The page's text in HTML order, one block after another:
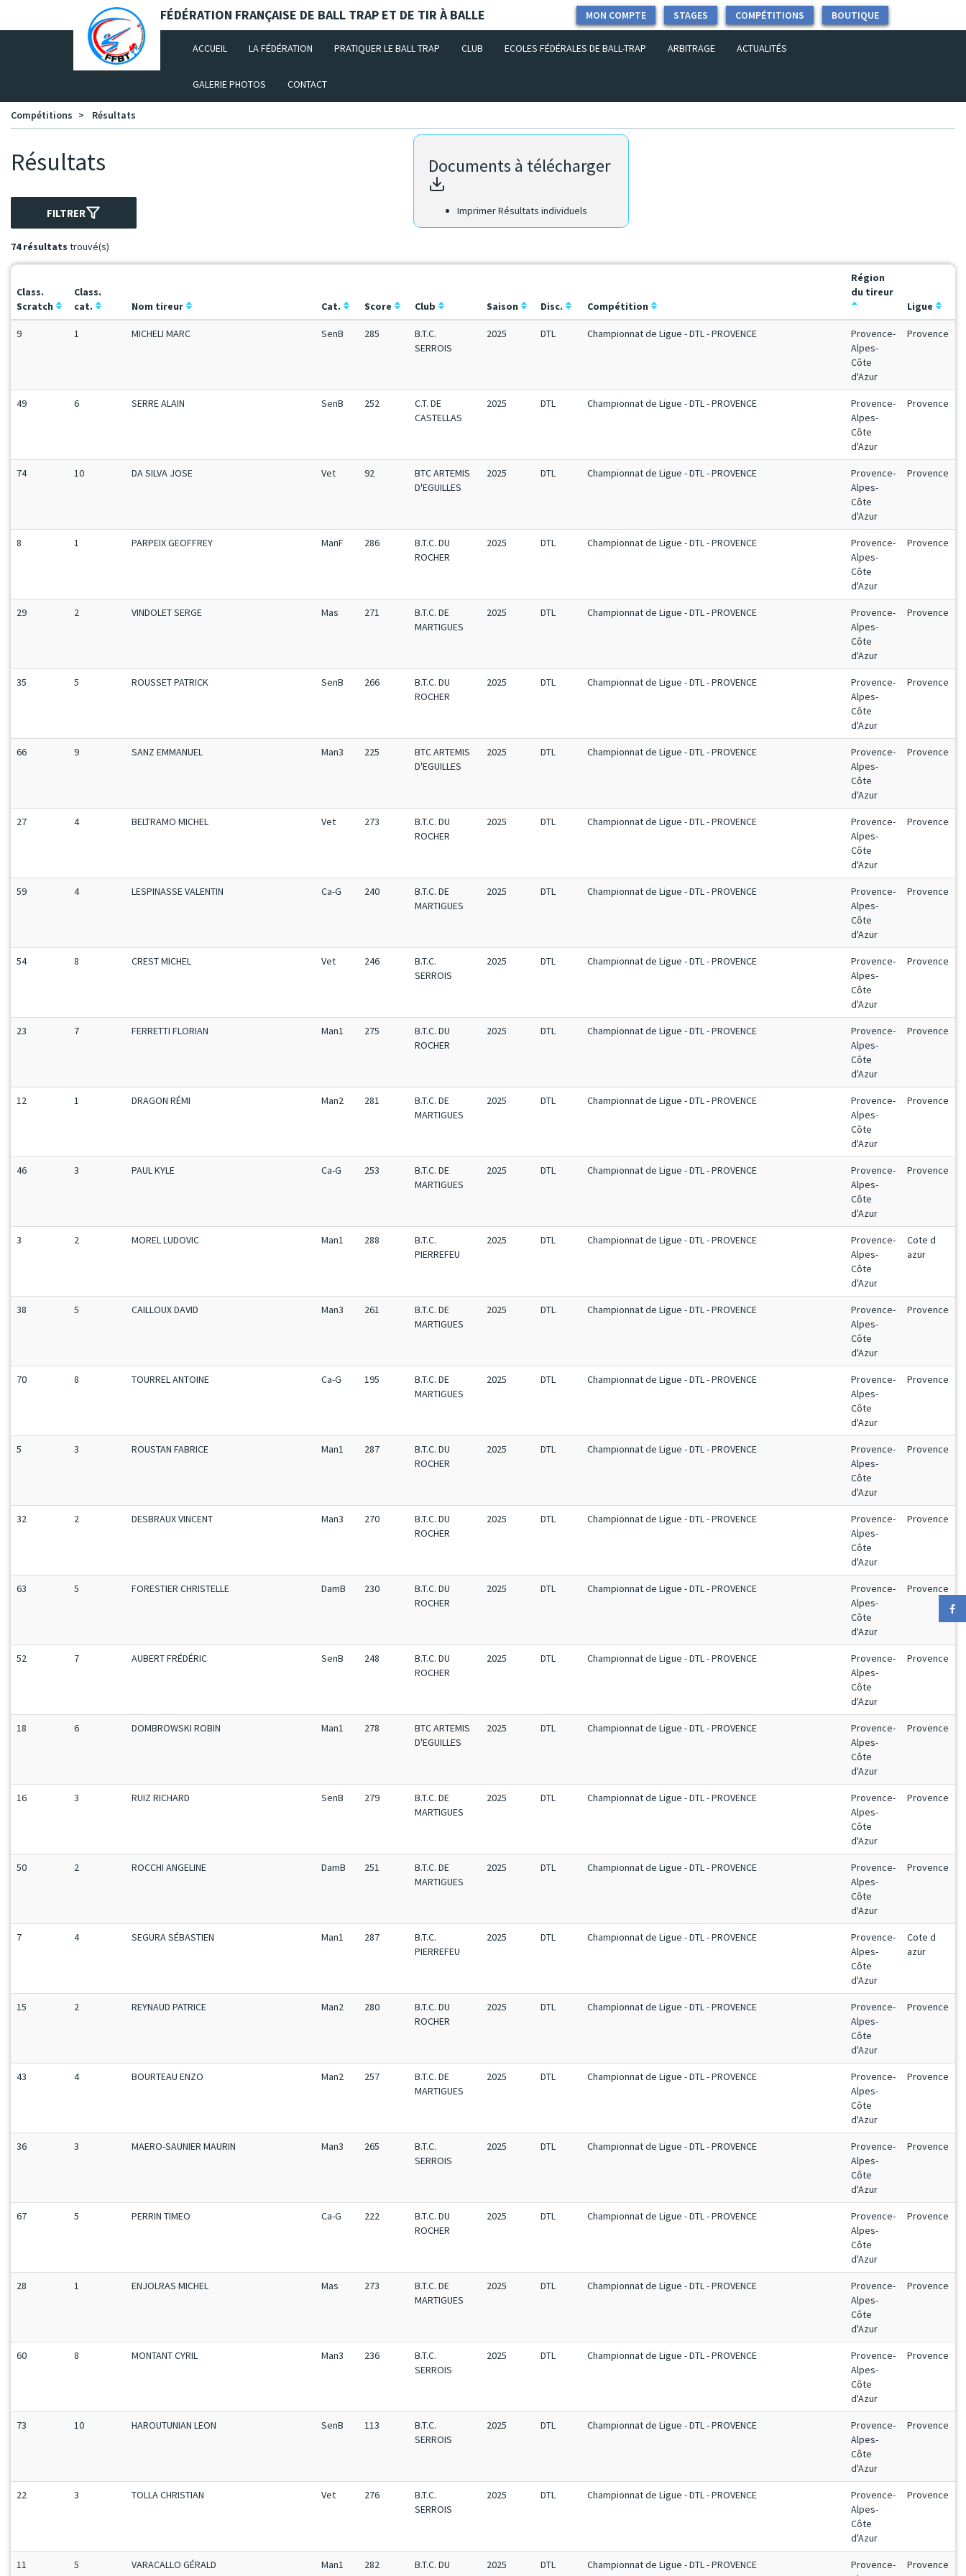
Panneau de gestion des cookies FÉDÉRATION FRANÇAISE DE BALL TRAP ET DE TIR À BALLE BOUTIQUE
COMPÉTITIONS
STAGES
MON COMPTE
ACCUEIL (CURRENT)
LA FÉDÉRATION PRATIQUER LE BALL TRAP CLUB ECOLES FÉDÉRALES DE BALL-TRAP ARBITRAGE ACTUALITÉS
GALERIE PHOTOS CONTACT
Compétitions Résultats
Résultats
FILTRER
74 résultats trouvé(s)
Documents à télécharger
Imprimer Résultats individuels
Class.
Scratch
Class.
cat.
Nom tireur Cat. Score Club Saison Disc. Compétition
Région
du tireur
Ligue
9 1 MICHELI MARC SenB 285
B.T.C.
SERROIS
2025 DTL Championnat de Ligue - DTL - PROVENCE
Provence-
Alpes-
Côte
d'Azur
Provence
49 6 SERRE ALAIN SenB 252
C.T. DE
CASTELLAS
2025 DTL Championnat de Ligue - DTL - PROVENCE
Provence-
Alpes-
Côte
d'Azur
Provence
74 10 DA SILVA JOSE Vet 92
BTC ARTEMIS
D'EGUILLES
2025 DTL Championnat de Ligue - DTL - PROVENCE
Provence-
Alpes-
Côte
d'Azur
Provence
8 1 PARPEIX GEOFFREY ManF 286
B.T.C. DU
ROCHER
2025 DTL Championnat de Ligue - DTL - PROVENCE
Provence-
Alpes-
Côte
d'Azur
Provence
29 2 VINDOLET SERGE Mas 271
B.T.C. DE
MARTIGUES
2025 DTL Championnat de Ligue - DTL - PROVENCE
Provence-
Alpes-
Côte
d'Azur
Provence
35 5 ROUSSET PATRICK SenB 266
B.T.C. DU
ROCHER
2025 DTL Championnat de Ligue - DTL - PROVENCE
Provence-
Alpes-
Côte
d'Azur
Provence
66 9 SANZ EMMANUEL Man3 225
BTC ARTEMIS
D'EGUILLES
2025 DTL Championnat de Ligue - DTL - PROVENCE
Provence-
Alpes-
Côte
d'Azur
Provence
27 4 BELTRAMO MICHEL Vet 273
B.T.C. DU
ROCHER
2025 DTL Championnat de Ligue - DTL - PROVENCE
Provence-
Alpes-
Côte
d'Azur
Provence
59 4 LESPINASSE VALENTIN Ca-G 240
B.T.C. DE
MARTIGUES
2025 DTL Championnat de Ligue - DTL - PROVENCE
Provence-
Alpes-
Côte
d'Azur
Provence
54 8 CREST MICHEL Vet 246
B.T.C.
SERROIS
2025 DTL Championnat de Ligue - DTL - PROVENCE
Provence-
Alpes-
Côte
d'Azur
Provence
23 7 FERRETTI FLORIAN Man1 275
B.T.C. DU
ROCHER
2025 DTL Championnat de Ligue - DTL - PROVENCE
Provence-
Alpes-
Côte
d'Azur
Provence
12 1 DRAGON RÉMI Man2 281
B.T.C. DE
MARTIGUES
2025 DTL Championnat de Ligue - DTL - PROVENCE
Provence-
Alpes-
Côte
d'Azur
Provence
46 3 PAUL KYLE Ca-G 253
B.T.C. DE
MARTIGUES
2025 DTL Championnat de Ligue - DTL - PROVENCE
Provence-
Alpes-
Côte
d'Azur
Provence
3 2 MOREL LUDOVIC Man1 288
B.T.C.
PIERREFEU
2025 DTL Championnat de Ligue - DTL - PROVENCE
Provence-
Alpes-
Côte
d'Azur
Cote d
azur
38 5 CAILLOUX DAVID Man3 261
B.T.C. DE
MARTIGUES
2025 DTL Championnat de Ligue - DTL - PROVENCE
Provence-
Alpes-
Côte
d'Azur
Provence
70 8 TOURREL ANTOINE Ca-G 195
B.T.C. DE
MARTIGUES
2025 DTL Championnat de Ligue - DTL - PROVENCE
Provence-
Alpes-
Côte
d'Azur
Provence
5 3 ROUSTAN FABRICE Man1 287
B.T.C. DU
ROCHER
2025 DTL Championnat de Ligue - DTL - PROVENCE
Provence-
Alpes-
Côte
d'Azur
Provence
32 2 DESBRAUX VINCENT Man3 270
B.T.C. DU
ROCHER
2025 DTL Championnat de Ligue - DTL - PROVENCE
Provence-
Alpes-
Côte
d'Azur
Provence
63 5 FORESTIER CHRISTELLE DamB 230
B.T.C. DU
ROCHER
2025 DTL Championnat de Ligue - DTL - PROVENCE
Provence-
Alpes-
Côte
d'Azur
Provence
52 7 AUBERT FRÉDÉRIC SenB 248
B.T.C. DU
ROCHER
2025 DTL Championnat de Ligue - DTL - PROVENCE
Provence-
Alpes-
Côte
d'Azur
Provence
18 6 DOMBROWSKI ROBIN Man1 278
BTC ARTEMIS
D'EGUILLES
2025 DTL Championnat de Ligue - DTL - PROVENCE
Provence-
Alpes-
Côte
d'Azur
Provence
16 3 RUIZ RICHARD SenB 279
B.T.C. DE
MARTIGUES
2025 DTL Championnat de Ligue - DTL - PROVENCE
Provence-
Alpes-
Côte
d'Azur
Provence
50 2 ROCCHI ANGELINE DamB 251
B.T.C. DE
MARTIGUES
2025 DTL Championnat de Ligue - DTL - PROVENCE
Provence-
Alpes-
Côte
d'Azur
Provence
7 4 SEGURA SÉBASTIEN Man1 287
B.T.C.
PIERREFEU
2025 DTL Championnat de Ligue - DTL - PROVENCE
Provence-
Alpes-
Côte
d'Azur
Cote d
azur
15 2 REYNAUD PATRICE Man2 280
B.T.C. DU
ROCHER
2025 DTL Championnat de Ligue - DTL - PROVENCE
Provence-
Alpes-
Côte
d'Azur
Provence
43 4 BOURTEAU ENZO Man2 257
B.T.C. DE
MARTIGUES
2025 DTL Championnat de Ligue - DTL - PROVENCE
Provence-
Alpes-
Côte
d'Azur
Provence
36 3 MAERO-SAUNIER MAURIN Man3 265
B.T.C.
SERROIS
2025 DTL Championnat de Ligue - DTL - PROVENCE
Provence-
Alpes-
Côte
d'Azur
Provence
67 5 PERRIN TIMEO Ca-G 222
B.T.C. DU
ROCHER
2025 DTL Championnat de Ligue - DTL - PROVENCE
Provence-
Alpes-
Côte
d'Azur
Provence
28 1 ENJOLRAS MICHEL Mas 273
B.T.C. DE
MARTIGUES
2025 DTL Championnat de Ligue - DTL - PROVENCE
Provence-
Alpes-
Côte
d'Azur
Provence
60 8 MONTANT CYRIL Man3 236
B.T.C.
SERROIS
2025 DTL Championnat de Ligue - DTL - PROVENCE
Provence-
Alpes-
Côte
d'Azur
Provence
73 10 HAROUTUNIAN LEON SenB 113
B.T.C.
SERROIS
2025 DTL Championnat de Ligue - DTL - PROVENCE
Provence-
Alpes-
Côte
d'Azur
Provence
22 3 TOLLA CHRISTIAN Vet 276
B.T.C.
SERROIS
2025 DTL Championnat de Ligue - DTL - PROVENCE
Provence-
Alpes-
Côte
d'Azur
Provence
11 5 VARACALLO GÉRALD Man1 282
B.T.C. DU
2025 DTL Championnat de Ligue - DTL - PROVENCE
Provence-
Provence